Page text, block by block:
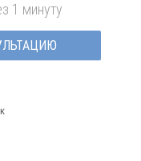
1 минуту